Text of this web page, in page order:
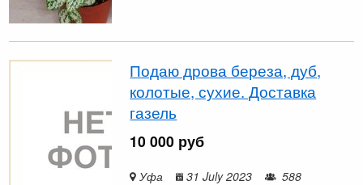
Подаю дрова береза, дуб,
колотые, сухие. Доставка
газель
10 000 руб
Уфа 31 July 2023 588